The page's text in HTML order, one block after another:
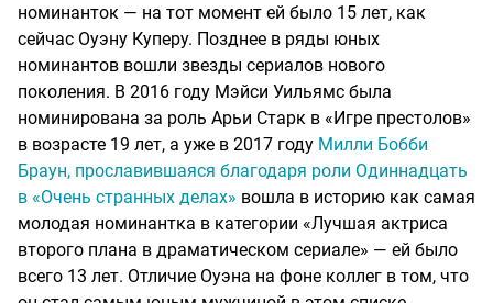
номинанток — на тот момент ей было 15 лет, как
сейчас Оуэну Куперу. Позднее в ряды юных
номинантов вошли звезды сериалов нового
поколения. В 2016 году Мэйси Уильямс была
номинирована за роль Арьи Старк в «Игре престолов»
в возрасте 19 лет, а уже в 2017 году Милли Бобби
Браун, прославившаяся благодаря роли Одиннадцать
в «Очень странных делах» вошла в историю как самая
молодая номинантка в категории «Лучшая актриса
второго плана в драматическом сериале» — ей было
всего 13 лет. Отличие Оуэна на фоне коллег в том, что